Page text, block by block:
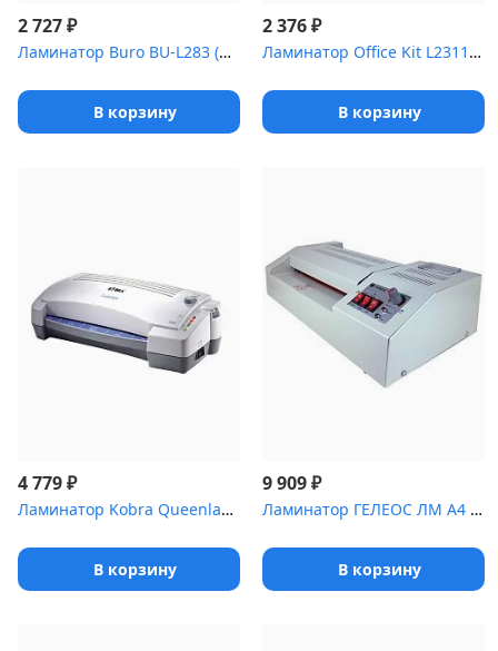
2 727₽
Ламинатор Buro BU-L283 (OL283) A4 (80-125мкм) 25см/мин (2вал.) ла...
В корзину
2 376₽
Ламинатор Office Kit L2311 A4 2х150 (пленка 70-150 мкм) 22см/мин,...
В корзину
4 779₽
Ламинатор Kobra Queenlam 250 T4 F серый A4 (75-250мкм) 25см/мин (...
В корзину
9 909₽
Ламинатор ГЕЛЕОС ЛМ A4 Про, А4, 2х250 (пленка 60-250мкм), 620 мм/...
В корзину